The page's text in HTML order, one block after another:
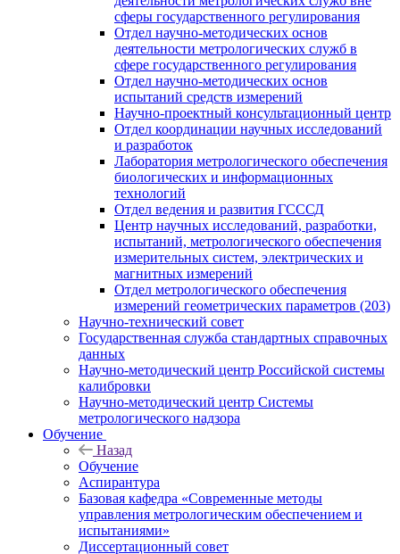
сферы государственного регулирования
Отдел научно-методических основ
деятельности метрологических служб в
сфере государственного регулирования
Отдел научно-методических основ
испытаний средств измерений
Научно-проектный консультационный центр
Отдел координации научных исследований
и разработок
Лаборатория метрологического обеспечения
биологических и информационных
технологий
Отдел ведения и развития ГСССД
Центр научных исследований, разработки,
испытаний, метрологического обеспечения
измерительных систем, электрических и
магнитных измерений
Отдел метрологического обеспечения
измерений геометрических параметров (203)
Научно-технический совет
Государственная служба стандартных справочных
данных
Научно-методический центр Российской системы
калибровки
Научно-методический центр Системы
метрологического надзора
Обучение
Назад
Обучение
Аспирантура
Базовая кафедра «Современные методы
управления метрологическим обеспечением и
испытаниями»
Диссертационный совет